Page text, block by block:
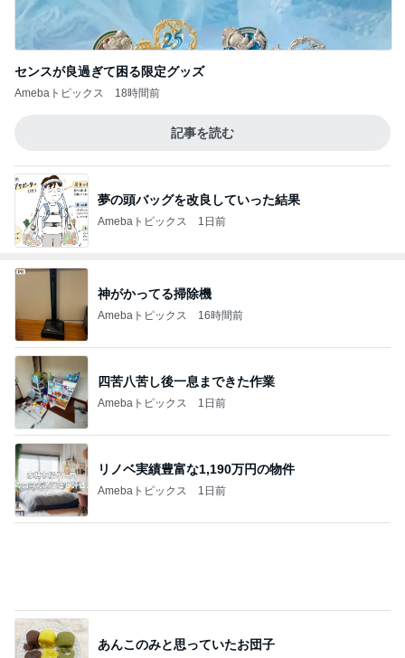
センスが良過ぎて困る限定グッズ
Amebaトピックス 18時間前
記事を読む
夢の頭バッグを改良していった結果
Amebaトピックス 1日前
神がかってる掃除機
Amebaトピックス 16時間前
四苦八苦し後一息まできた作業
Amebaトピックス 1日前
リノベ実績豊富な1,190万円の物件
Amebaトピックス 1日前
あんこのみと思っていたお団子